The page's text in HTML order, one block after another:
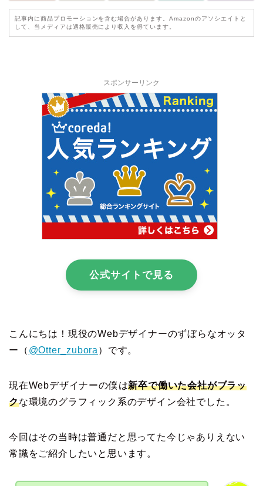
記事内に商品プロモーションを含む場合があります。Amazonのアソシエイトと
して、当メディアは適格販売により収入を得ています。
スポンサーリンク
公式サイトで見る
こんにちは！現役のWebデザイナーのずぼらなオッタ
ー（ @Otter_zubora ）です。
現在Webデザイナーの僕は新卒で働いた会社がブラッ
クな環境のグラフィック系のデザイン会社でした。
今回はその当時は普通だと思ってた今じゃありえない
常識をご紹介したいと思います。